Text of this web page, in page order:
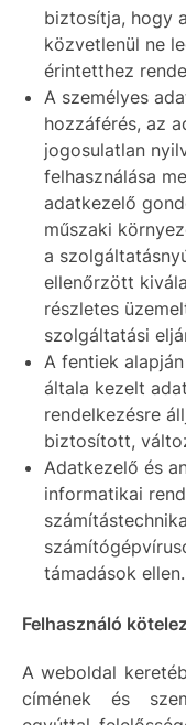
biztosítja, hogy
közvetlenül ne
érintetthez
A személyes
hozzáférés, az
jogosulatlan
felhasználása
adatkezelő
műszaki
a
ellenőrzött
részletes
szolgáltatási
A fentiek
általa kezelt
rendelkezésre
biztosított,
Adatkezelő és
informatikai
támadások ellen.
Felhasználó
A weboldal
címének és